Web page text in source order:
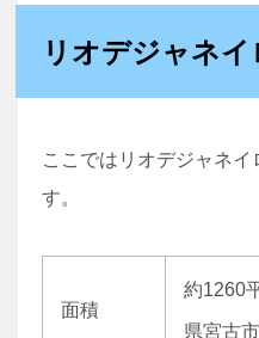
リオデジャネ
ここではリオデジャネイ
す。
面積
約1260
県宮古